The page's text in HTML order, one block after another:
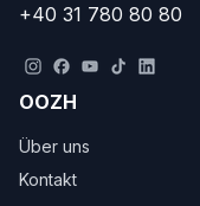
+40 31 780 80 80
OOZH
Über uns
Kontakt